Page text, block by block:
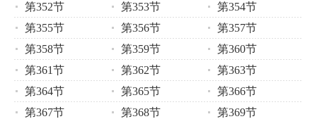
第352节
第353节
第354节
第355节
第356节
第357节
第358节
第359节
第360节
第361节
第362节
第363节
第364节
第365节
第366节
第367节
第368节
第369节